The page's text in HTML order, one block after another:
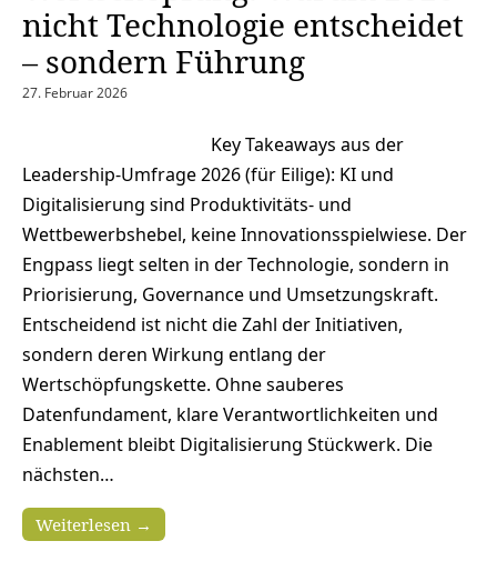
nicht Technologie entscheidet
– sondern Führung
27. Februar 2026
Key Takeaways aus der
Leadership-Umfrage 2026 (für Eilige): KI und
Digitalisierung sind Produktivitäts- und
Wettbewerbshebel, keine Innovationsspielwiese. Der
Engpass liegt selten in der Technologie, sondern in
Priorisierung, Governance und Umsetzungskraft.
Entscheidend ist nicht die Zahl der Initiativen,
sondern deren Wirkung entlang der
Wertschöpfungskette. Ohne sauberes
Datenfundament, klare Verantwortlichkeiten und
Enablement bleibt Digitalisierung Stückwerk. Die
nächsten…
Weiterlesen →